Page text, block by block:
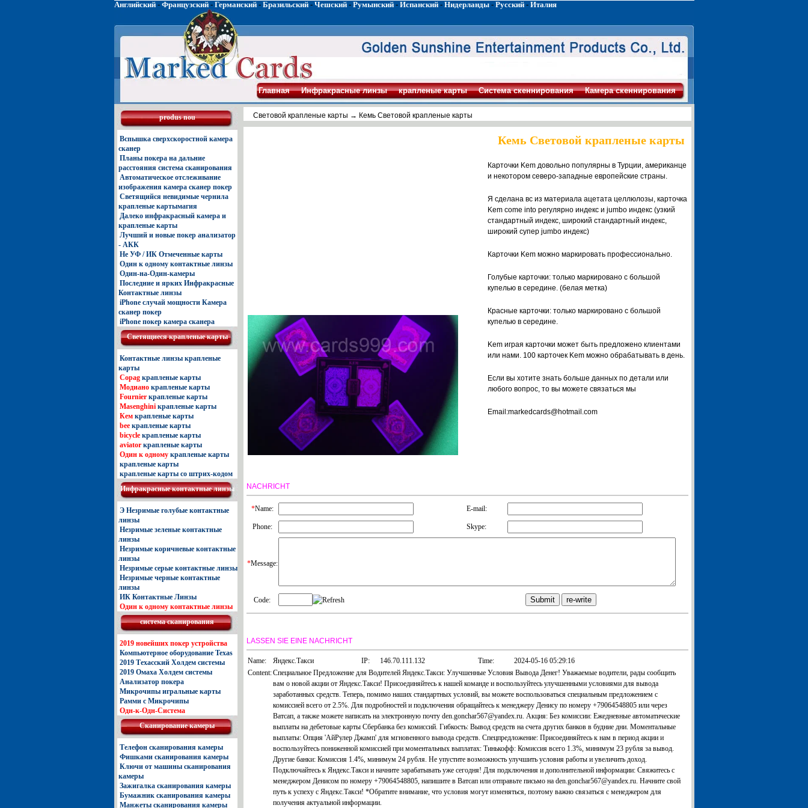
Английский- Французский- Германский- Бразильский- Чешский- Румынский- Испанский- Нидерланды- Русский- Италия
Главная Инфракрасные линзы крапленые карты Система скеннирования Камера скеннирования
produs nou
Вспышка сверхскоростной камера
сканер
Планы покера на дальние
расстояния система сканирования
Автоматическое отслеживание
изображения камера сканер покер
Светящийся невидимые чернила
крапленые картымагия
Далеко инфракрасный камера и
крапленые карты
Лучший и новые покер анализатор
- АКК
Не УФ / ИК Отмеченные карты
Один к одному контактные линзы
Один-на-Один-камеры
Последние и ярких Инфракрасные
Контактные линзы
iPhone случай мощности Камера
сканер покер
iPhone покер камера сканера
Светящиеcя крапленые карты
Контактные линзы крапленые
карты
Copag крапленые карты
Модианокрапленые карты
Fournierкрапленые карты
Masenghini крапленые карты
Кемкрапленые карты
beeкрапленые карты
bicycleкрапленые карты
aviatorкрапленые карты
Один к одномукрапленые карты
крапленые карты
крапленые карты со штрих-кодом
Инфракрасные контактные линзы
Э Незримые голубые контактные
линзы
Незримые зеленые контактные
линзы
Незримые коричневые контактные
линзы
Незримые серые контактные линзы
Незримые черные контактные
линзы
ИК Контактные Линзы
Один к одному контактные линзы
система сканирования
2019 новейших покер устройства
Компьютерное оборудование Texas
2019 Техасский Холдем системы
2019 Омаха Холдем системы
Анализатор покера
Микрочипы игральные карты
Рамми с Микрочипы
Одн-к-Одн-Система
Сканирование камеры
Телефон сканирования камеры
Фишками сканирования камеры
Ключи от машины сканирования
камеры
Зажигалка сканирования камеры
Бумажник сканирования камеры
Манжеты сканирования камеры
Световой крапленые карты → Кемь Световой крапленые карты
Кемь Световой крапленые карты
Карточки Kem довольно популярны в Турции, американце
и некотором северо-западные европейские страны.
Я сделана вс из материала ацетата целлюлозы, карточка
Kem come into регулярно индекс и jumbo индекс (узкий
стандартный индекс, широкий стандартный индекс,
широкий супер jumbo индекс)
Карточки Kem можно маркировать профессионально.
Голубые карточки: только маркировано с большой
купелью в середине. (белая метка)
Красные карточки: только маркировано с большой
купелью в середине.
Kem играя карточки может быть предложено клиентами
или нами. 100 карточек Kem можно обрабатывать в день.
Если вы хотите знать больше данных по детали или
любого вопрос, то вы можете связаться мы
Email:markedcards@hotmail.com
NACHRICHT
*Name: E-mail:
Phone: Skype:
*Message:
Code:
LASSEN SIE EINE NACHRICHT
Name: Яндекс.Такси IP: 146.70.111.132 Time:
2024-05-16 05:29:16
Content:Специальное Предложение для Водителей Яндекс.Такси: Улучшенные Условия Вывода Денег! Уважаемые водители, рады сообщить
вам о новой акции от Яндекс.Такси! Присоединяйтесь к нашей команде и воспользуйтесь улучшенными условиями для вывода
заработанных средств. Теперь, помимо наших стандартных условий, вы можете воспользоваться специальным предложением с
комиссией всего от 2.5%. Для подробностей и подключения обращайтесь к менеджеру Денису по номеру +79064548805 или через
Ватсап, а также можете написать на электронную почту den.gonchar567@yandex.ru. Акция: Без комиссии: Ежедневные автоматические
выплаты на дебетовые карты Сбербанка без комиссий. Гибкость: Вывод средств на счета других банков в будние дни. Моментальные
выплаты: Опция 'АйРулер Джамп' для мгновенного вывода средств. Спецпредложение: Присоединяйтесь к нам в период акции и
воспользуйтесь пониженной комиссией при моментальных выплатах: Тинькофф: Комиссия всего 1.3%, минимум 23 рубля за вывод.
Другие банки: Комиссия 1.4%, минимум 24 рубля. Не упустите возможность улучшить условия работы и увеличить доход.
Подключайтесь к Яндекс.Такси и начните зарабатывать уже сегодня! Для подключения и дополнительной информации: Свяжитесь с
менеджером Денисом по номеру +79064548805, напишите в Ватсап или отправьте письмо на den.gonchar567@yandex.ru. Начните свой
путь к успеху с Яндекс.Такси! *Обратите внимание, что условия могут изменяться, поэтому важно связаться с менеджером для
получения актуальной информации.